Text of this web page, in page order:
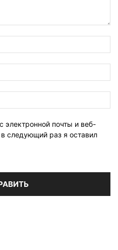
электронной почты и веб-
следующий раз я оставил